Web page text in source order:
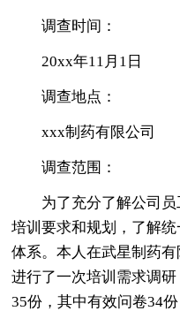
调查时间：
20xx年11月1日
调查地点：
xxx制药有限公司
调查范围：
为了充分了解公司
培训要求和规划，了解
体系。本人在武星制药
进行了一次培训需求调
35份，其中有效问卷34